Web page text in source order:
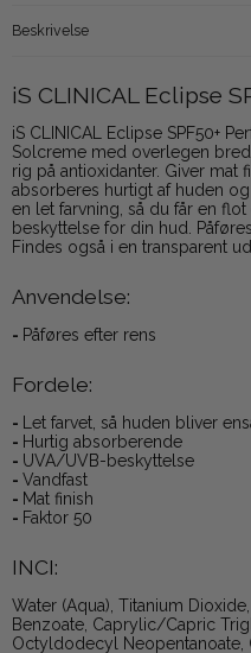
Beskrivelse
iS CLINICAL Eclipse
iS CLINICAL Eclipse SPF50+
Solcreme med overlegen
rig på antioxidanter. Giver mat
absorberes hurtigt af huden
en let farvning, så du får en
beskyttelse for din hud.
Findes også i en transparent
Anvendelse:
- Påføres efter rens
Fordele:
-
Let farvet, så huden bliver
- Hurtig absorberende
- UVA/UVB-beskyttelse
- Vandfast
- Mat finish
- Faktor 50
INCI:
Water (Aqua), Titanium
Benzoate, Caprylic/Capric
Octyldodecyl Neopentanoate,